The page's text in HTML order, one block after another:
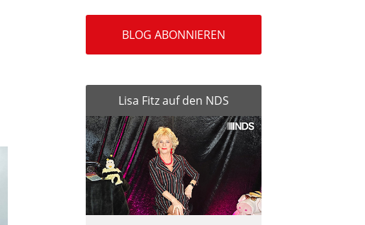
BLOG ABONNIEREN
Lisa Fitz auf den NDS